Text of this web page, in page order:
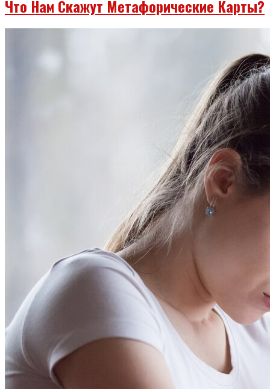
Что Нам Скажут Метафорические Карты?